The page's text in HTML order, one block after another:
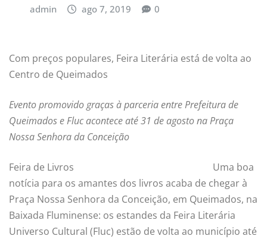
admin ago 7, 2019 0
Com preços populares, Feira Literária está de volta ao
Centro de Queimados
Evento promovido graças à parceria entre Prefeitura de
Queimados eFlucacontece até31 de agosto na Praça
Nossa Senhora da Conceição
Feira de Livros
Uma boa
notícia para os amantes dos livros acaba de chegar à
Praça Nossa Senhora da Conceição, em Queimados, na
Baixada Fluminense: os estandes da Feira Literária
Universo Cultural (Fluc) estão de volta ao município até